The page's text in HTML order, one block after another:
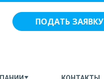
ПОДАТЬ ЗАЯВКУ